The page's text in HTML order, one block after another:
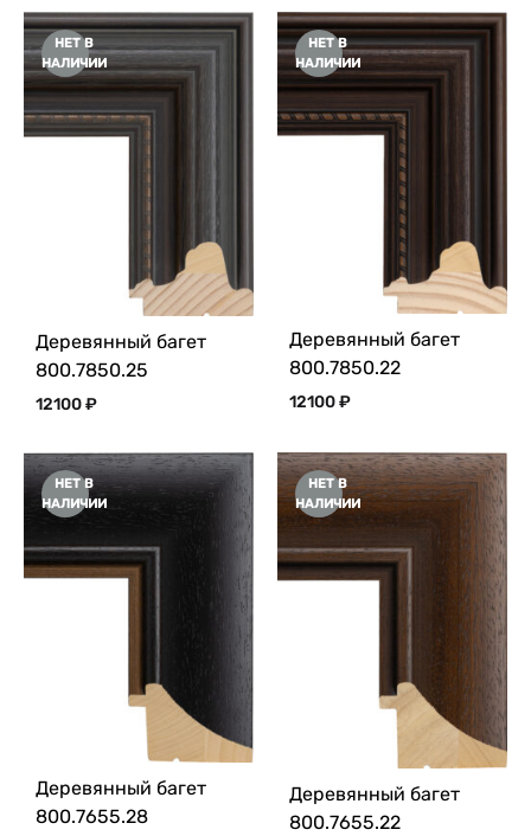
НЕТ В
НАЛИЧИИ
Деревянный багет
800.7850.25
12100₽
НЕТ В
НАЛИЧИИ
Деревянный багет
800.7850.22
12100₽
НЕТ В
НАЛИЧИИ
Деревянный багет
800.7655.28
НЕТ В
НАЛИЧИИ
Деревянный багет
800.7655.22